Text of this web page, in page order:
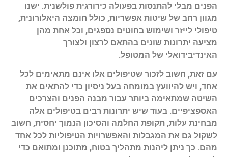
הפנים מבלי להתנסות בפעולה כירורגית פולשנית. ישנו
מגוון רחב של שיטות אפשריות, כולל חומצה היאלורונית,
טיפולי לייזר ושימוש בחוטים נספגים, וכל אחת מהן
מציעה יתרונות שונים בהתאם לרצון ולצורך
האינדיבידואלי של המטופל.
עם זאת, חשוב לזכור שטיפולים אלו אינם מתאימים לכל
אחד, ויש להיוועץ במומחה בעל ניסיון כדי להתאים את
השיטה שמתאימה ביותר עבור מבנה הפנים והצרכים
האספציפיים. בעוד שיש יתרונות רבים בטיפולים אלה
מבחינת עלות, תקופת החלמה והסיכון הנמוך יחסית, חשוב
לשקול גם את המגבלות והאפשרויות הטיפוליות לכל אחד
מהם. כך ניתן ליהנות מתהליך בטוח, מתוכנן ומתואם כדי